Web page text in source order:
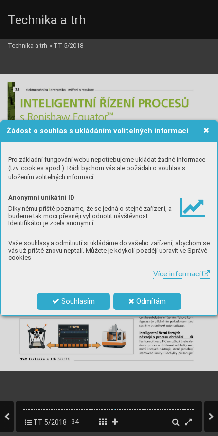
Žádost o souhlas s ukládáním volitelných informací
Pro základní fungování webu nepotřebujeme ukládat žádné informace
(tzv. cookies apod.). Rádi bychom vás ale požádali o souhlas s
uložením volitelných informací:
Anonymní unikátní ID
Díky němu příště poznáme, že se jedná o stejné zařízení, a
budeme tak moci přesněji vyhodnotit návštěvnost.
Identifikátor je zcela anonymní.
Vaše souhlasy a odmítnutí si ukládáme do vašeho zařízení, abychom se
vás už příště znovu neptali. Můžete je kdykoli později upravit ve Správě
cookies
Více informací
Souhlasím Odmítám
Technika a trh
Technika a trh » TT 5/2018
TT 5/2018 34